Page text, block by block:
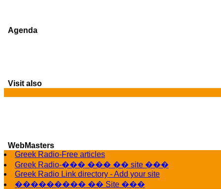
Agenda
Visit also
WebMasters
Greek Radio-Free articles
Greek Radio-��� ��� �� site ���
Greek Radio Link directory - Add your site
��������� �� Site ���